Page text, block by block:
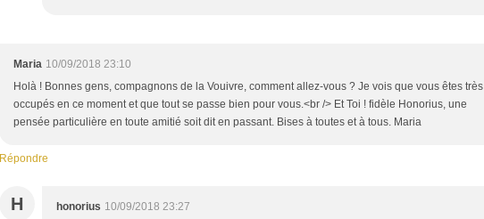
Maria 10/09/2018 23:10
Holà ! Bonnes gens, compagnons de la Vouivre, comment allez-vous ? Je vois que vous êtes très
occupés en ce moment et que tout se passe bien pour vous.<br /> Et Toi ! fidèle Honorius, une
pensée particulière en toute amitié soit dit en passant. Bises à toutes et à tous. Maria
Répondre
H honorius 10/09/2018 23:27